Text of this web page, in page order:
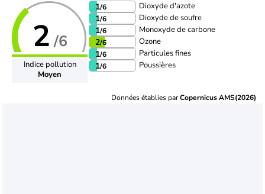
2 /6
Indice pollution
Moyen
1/6 Dioxyde d'azote
1/6 Dioxyde de soufre
1/6 Monoxyde de carbone
2/6 Ozone
1/6 Particules fines
1/6 Poussières
Données établies parCopernicus AMS(2026)